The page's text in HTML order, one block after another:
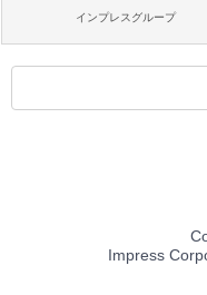
インプレスグループ
Impress